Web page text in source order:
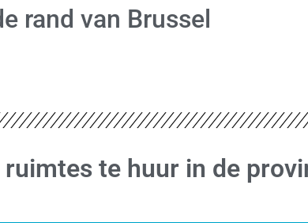
rand van Brussel
te huur in de